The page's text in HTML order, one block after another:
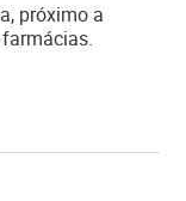
próximo a